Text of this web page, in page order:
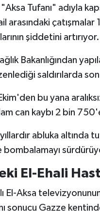
Tufanı" adıyla
arasındaki
şiddetini artırıyor.
Bakanlığından
saldırılarda
bu yana
can kaybı 2 bin
abluka
bombalamayı
El-Ehali
El-Aksa
sonucu Gazze